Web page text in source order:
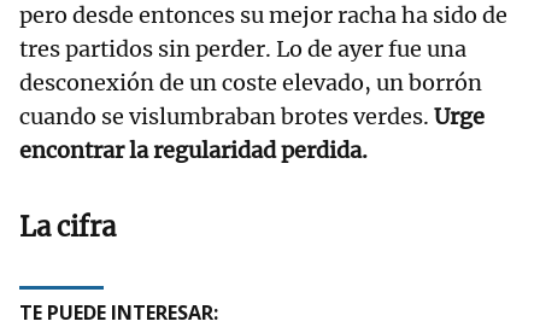
pero desde entonces su mejor racha ha sido de
tres partidos sin perder. Lo de ayer fue una
desconexión de un coste elevado, un borrón
cuando se vislumbraban brotes verdes. Urge
encontrar la regularidad perdida.
La cifra
TE PUEDE INTERESAR: